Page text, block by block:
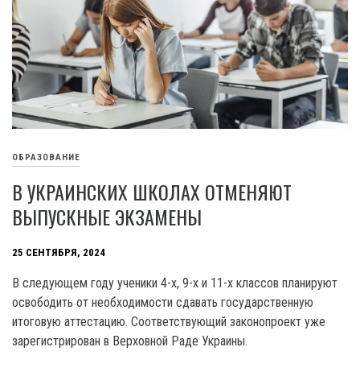
ОБРАЗОВАНИЕ
В УКРАИНСКИХ ШКОЛАХ ОТМЕНЯЮТ
ВЫПУСКНЫЕ ЭКЗАМЕНЫ
25 СЕНТЯБРЯ, 2024
В следующем году ученики 4-x, 9-x и 11-x классов планируют
освободить от необходимости сдавать государственную
итоговую аттестацию. Соответствующий законопроект уже
зарегистрирован в Верховной Раде Украины.